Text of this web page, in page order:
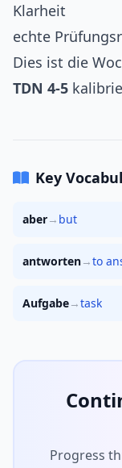
Klarheit
echte
Dies ist die
TDN 4-5
Key
aber→ but
antworten→to
Aufgabe→task
Progress